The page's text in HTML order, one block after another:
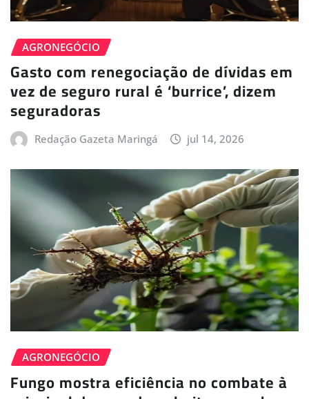
AGRONEGÓCIO
Gasto com renegociação de dívidas em
vez de seguro rural é ‘burrice’, dizem
seguradoras
Redação Gazeta Maringá jul 14, 2026
AGRONEGÓCIO
Fungo mostra eficiência no combate à